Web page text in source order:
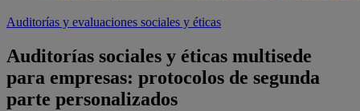
Auditorías y evaluaciones sociales y éticas
Auditorías sociales y éticas multisede
para empresas: protocolos de segunda
parte personalizados